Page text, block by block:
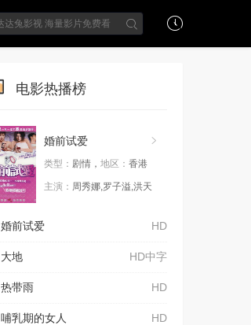
电影热播榜
婚前试爱
类型： 剧情， 地区： 香港
主演： 周秀娜,罗子溢,洪天
HD
婚前试爱
HD中字
大地
HD
热带雨
HD
哺乳期的女人